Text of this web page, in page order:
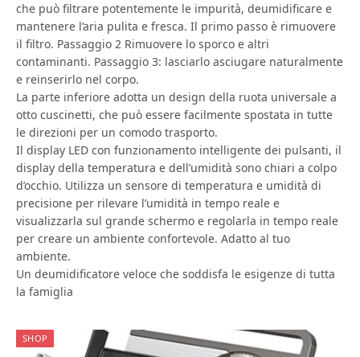
che può filtrare potentemente le impurità, deumidificare e
mantenere l’aria pulita e fresca. Il primo passo è rimuovere
il filtro. Passaggio 2 Rimuovere lo sporco e altri
contaminanti. Passaggio 3: lasciarlo asciugare naturalmente
e reinserirlo nel corpo.
La parte inferiore adotta un design della ruota universale a
otto cuscinetti, che può essere facilmente spostata in tutte
le direzioni per un comodo trasporto.
Il display LED con funzionamento intelligente dei pulsanti, il
display della temperatura e dell’umidità sono chiari a colpo
d’occhio. Utilizza un sensore di temperatura e umidità di
precisione per rilevare l’umidità in tempo reale e
visualizzarla sul grande schermo e regolarla in tempo reale
per creare un ambiente confortevole. Adatto al tuo
ambiente.
Un deumidificatore veloce che soddisfa le esigenze di tutta
la famiglia
SHOP